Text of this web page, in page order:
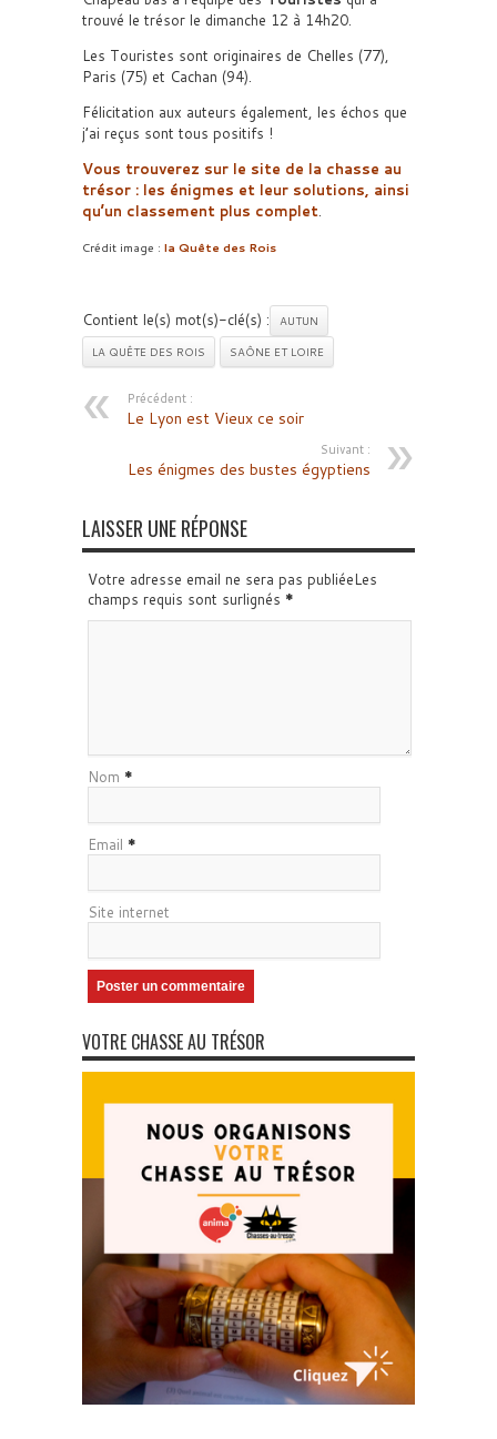
trouvé le trésor le dimanche 12 à 14h20.
Les Touristes sont originaires de Chelles (77),
Paris (75) et Cachan (94).
Félicitation aux auteurs également, les échos que
j’ai reçus sont tous positifs !
Vous trouverez sur le site de la chasse au
trésor : les énigmes et leur solutions, ainsi
qu’un classement plus complet.
Crédit image : la Quête des Rois
Contient le(s) mot(s)-clé(s) :
AUTUN
LA QUÊTE DES ROIS
SAÔNE ET LOIRE
Précédent :
Le Lyon est Vieux ce soir
Suivant :
Les énigmes des bustes égyptiens
LAISSER UNE RÉPONSE
Votre adresse email ne sera pas publiéeLes
champs requis sont surlignés *
Nom *
Email *
Site internet
VOTRE CHASSE AU TRÉSOR